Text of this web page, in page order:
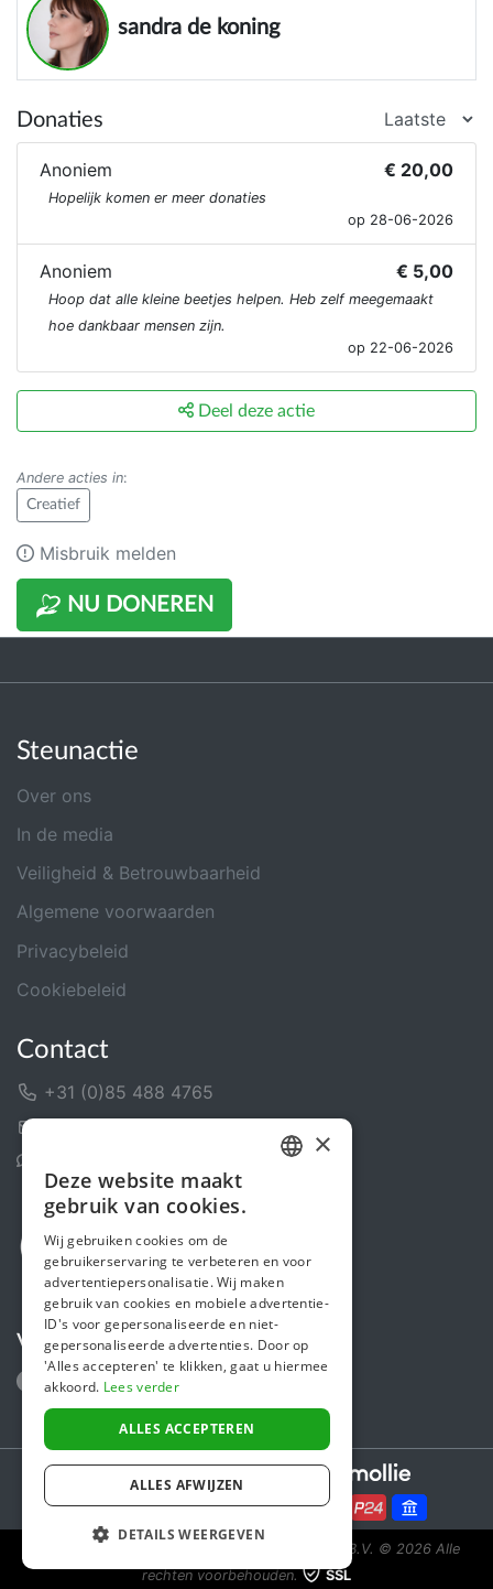
sandra de koning
NU DONEREN
Donaties
Anoniem € 20,00
Hopelijk komen er meer donaties
op 28-06-2026
Anoniem € 5,00
Hoop dat alle kleine beetjes helpen. Heb zelf meegemaakt
hoe dankbaar mensen zijn.
op 22-06-2026
Deel deze actie
Andere acties in:
Creatief
Misbruik melden
Steunactie
Over ons
In de media
Veiligheid & Betrouwbaarheid
Algemene voorwaarden
Privacybeleid
Cookiebeleid
Contact
+31 (0)85 488 4765
Volg ons
Secure payments powered by
Steunactie is een initiatief van Sponsor Europe B.V. © 2026 Alle
rechten voorbehouden.
SSL
ENGLISH
×
Deze website maakt
gebruik van cookies.
Wij gebruiken cookies om de
gebruikerservaring te verbeteren en voor
advertentiepersonalisatie. Wij maken
gebruik van cookies en mobiele advertentie-
ID's voor gepersonaliseerde en niet-
gepersonaliseerde advertenties. Door op
'Alles accepteren' te klikken, gaat u hiermee
akkoord. Lees verder
ALLES ACCEPTEREN
ALLES AFWIJZEN
DETAILS WEERGEVEN